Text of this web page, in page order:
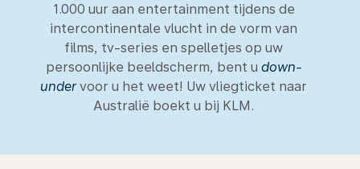
1.000 uur aan entertainment tijdens de
intercontinentale vlucht in de vorm van
films, tv-series en spelletjes op uw
persoonlijke beeldscherm, bent u down-
under voor u het weet! Uw vliegticket naar
Australië boekt u bij KLM.